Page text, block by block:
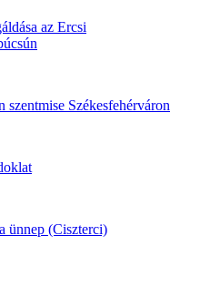
az Ercsi
szentmise Székesfehérváron
ünnep (Ciszterci)